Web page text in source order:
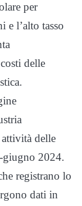
per
e l’alto tasso
delle
delle
giugno 2024.
registrano lo
dati in